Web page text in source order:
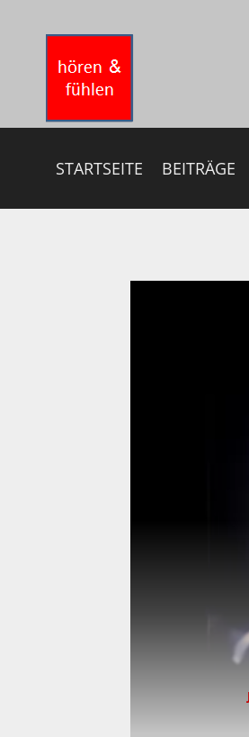
springen
STARTSEITE BEITRÄGE